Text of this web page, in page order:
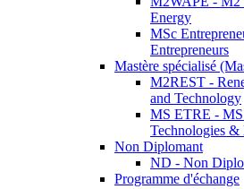
Energy
MSc
Entrepreneurs
Mastère spécialisé
M2REST -
and Technology
MS ETRE - MS
Technologies &
Non Diplomant
ND - Non
Programme d'échange